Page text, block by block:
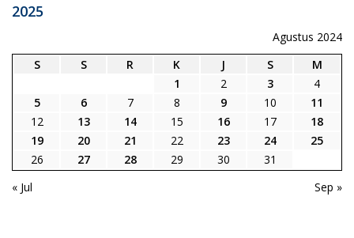
2025
Agustus 2024
S
S R K J S
M
1
2 3
4
5
6 7 8 9 10
11
12
13 14 15 16 17
18
19
20 21 22 23 24
25
26
27 28 29 30
31
« Jul
Sep »